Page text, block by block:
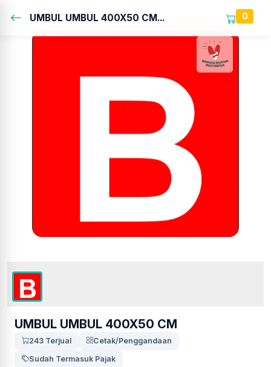
UMBUL UMBUL 400X50 CM... 0
UMBUL UMBUL 400X50 CM
243 Terjual
Cetak/Penggandaan
Sudah Termasuk Pajak